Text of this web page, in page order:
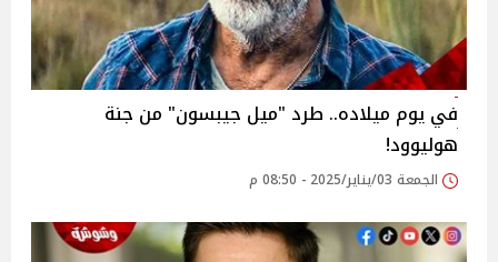
في يوم ميلاده.. طرد "ميل جيبسون" من جنة
هوليوود!
الجمعة 03/يناير/2025 - 08:50 م